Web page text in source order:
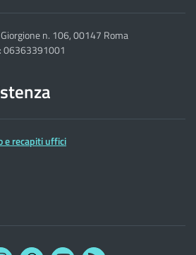
n. 106, 00147 Roma
06363391001
e recapiti uffici